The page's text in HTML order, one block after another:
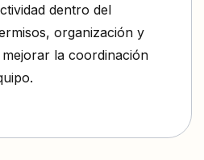
dentro del
organización y
la coordinación